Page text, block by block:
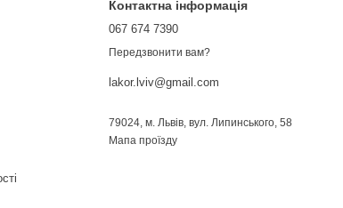
Контактна інформація
067 674 7390
Передзвонити вам?
lakor.lviv@gmail.com
79024, м. Львів, вул. Липинського, 58
Мапа проїзду